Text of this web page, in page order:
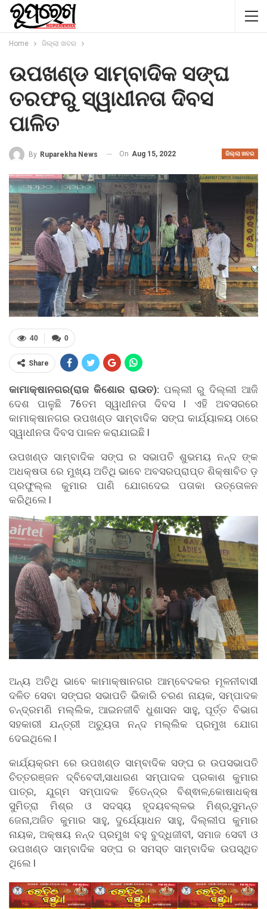
Home ଜିଲ୍ଲା ଖବର
ଉପଖଣ୍ଡ ସାମ୍ବାଦିକ ସଙ୍ଘ
ତରଫରୁ ସ୍ୱାଧୀନତା ଦିବସ
ପାଳିତ
ଜିଲ୍ଲା ଖବର
By Ruparekha News On Aug 15, 2022
0
40
Share
କାମାକ୍ଷାନଗର(ରାଜ କିଶୋର ରାଉତ): ପଲ୍ଲୀ ରୁ ଦିଲ୍ଲୀ ଆଜି
ଦେଶ ପାଳୁଛି 76ତମ ସ୍ୱାଧୀନତା ଦିବସ l ଏହି ଅବସରରେ
କାମାକ୍ଷାନଗର ଉପଖଣ୍ଡ ସାମ୍ବାଦିକ ସଙ୍ଘ କାର୍ଯ୍ୟାଳୟ ଠାରେ
ସ୍ୱାଧୀନତା ଦିବସ ପାଳନ କରାଯାଇଛି l
ଉପଖଣ୍ଡ ସାମ୍ବାଦିକ ସଙ୍ଘ ର ସଭାପତି ଶୁଭମୟ ନନ୍ଦ ଙ୍କ
ଅଧକ୍ଷତା ରେ ମୁଖ୍ୟ ଅତିଥି ଭାବେ ଅବସରପ୍ରାପ୍ତ ଶିକ୍ଷାବିତ ଡ଼
ପ୍ରଫୁଲ୍ଲ କୁମାର ପାଣି ଯୋଗଦେଇ ପତାକା ଉତ୍ତୋଳନ
କରିଥିଲେ l
ଅନ୍ୟ ଅତିଥି ଭାବେ କାମାକ୍ଷାନଗର ଆମ୍ବେଦକର ମୂଳନୀବାସୀ
ଦଳିତ ସେବା ସଙ୍ଘର ସଭାପତି ଭିକାରି ଚରଣ ନାୟକ, ସମ୍ପାଦକ
ଚନ୍ଦ୍ରମଣି ମଲ୍ଲିକ, ଆଇନଜୀବି ଧୁଶାସନ ସାହୁ, ପୂର୍ତ୍ତ ବିଭାଗ
ସହକାରୀ ଯନ୍ତ୍ରୀ ଅଚ୍ୟୁତା ନନ୍ଦ ମଲ୍ଲିକ ପ୍ରମୁଖ ଯୋଗ
ଦେଇଥିଲେ l
କାର୍ଯ୍ୟକ୍ରମ ରେ ଉପଖଣ୍ଡ ସାମ୍ବାଦିକ ସଙ୍ଘ ର ଉପସଭାପତି
ଚିତ୍ତରଞ୍ଜନ ଦ୍ବିବେଦୀ,ସାଧାରଣ ସମ୍ପାଦକ ପ୍ରକାଶ କୁମାର
ପାତ୍ର, ଯୁଗ୍ମ ସମ୍ପାଦକ ହିତେନ୍ଦ୍ର ବିଶ୍ଵାଳ,କୋଷାଧକ୍ଷ
ସୁମିତ୍ରା ମିଶ୍ର ଓ ସଦସ୍ୟ ହୃଦୟବଲ୍ଳଭ ମିଶ୍ର,ସୁମନ୍ତ
ଜେନା,ଅଜିତ କୁମାର ସାହୁ, ଦୁର୍ଯ୍ୟୋଧନ ସାହୁ, ଦିଲ୍ଲୀପ କୁମାର
ନାୟକ, ଅକ୍ଷୟ ନନ୍ଦ ପ୍ରମୁଖ ବହୁ ବୁଦ୍ଧିଜୀବୀ, ସମାଜ ସେବୀ ଓ
ଉପଖଣ୍ଡ ସାମ୍ବାଦିକ ସଙ୍ଘ ର ସମସ୍ତ ସାମ୍ବାଦିକ ଉପସ୍ଥିତ
ଥିଲେ l